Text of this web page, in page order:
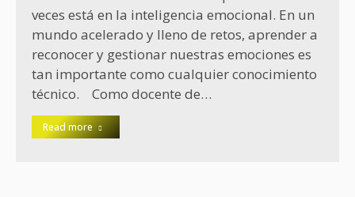
veces está en la inteligencia emocional. En un
mundo acelerado y lleno de retos, aprender a
reconocer y gestionar nuestras emociones es
tan importante como cualquier conocimiento
técnico. Como docente de…
Read more